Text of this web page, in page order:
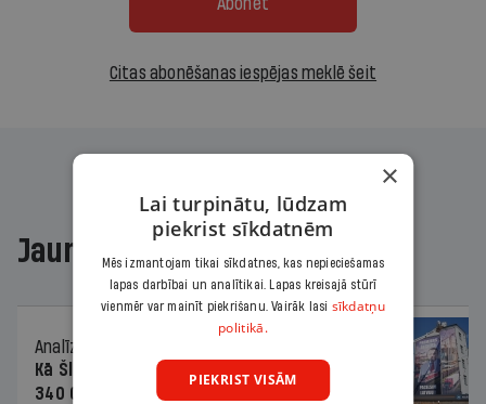
Citas abonēšanas iespējas meklē šeit
Jaunākajā žurnālā
Analīze
Kā Šlesera partija palika nesodīta par
340 000 vērtu reklāmas kampaņu
×
Lai turpinātu, lūdzam
piekrist sīkdatnēm
Mēs izmantojam tikai sīkdatnes, kas nepieciešamas
lapas darbībai un analītikai. Lapas kreisajā stūrī
vienmēr var mainīt piekrišanu. Vairāk lasi sīkdatņu
politikā.
PIEKRIST VISĀM